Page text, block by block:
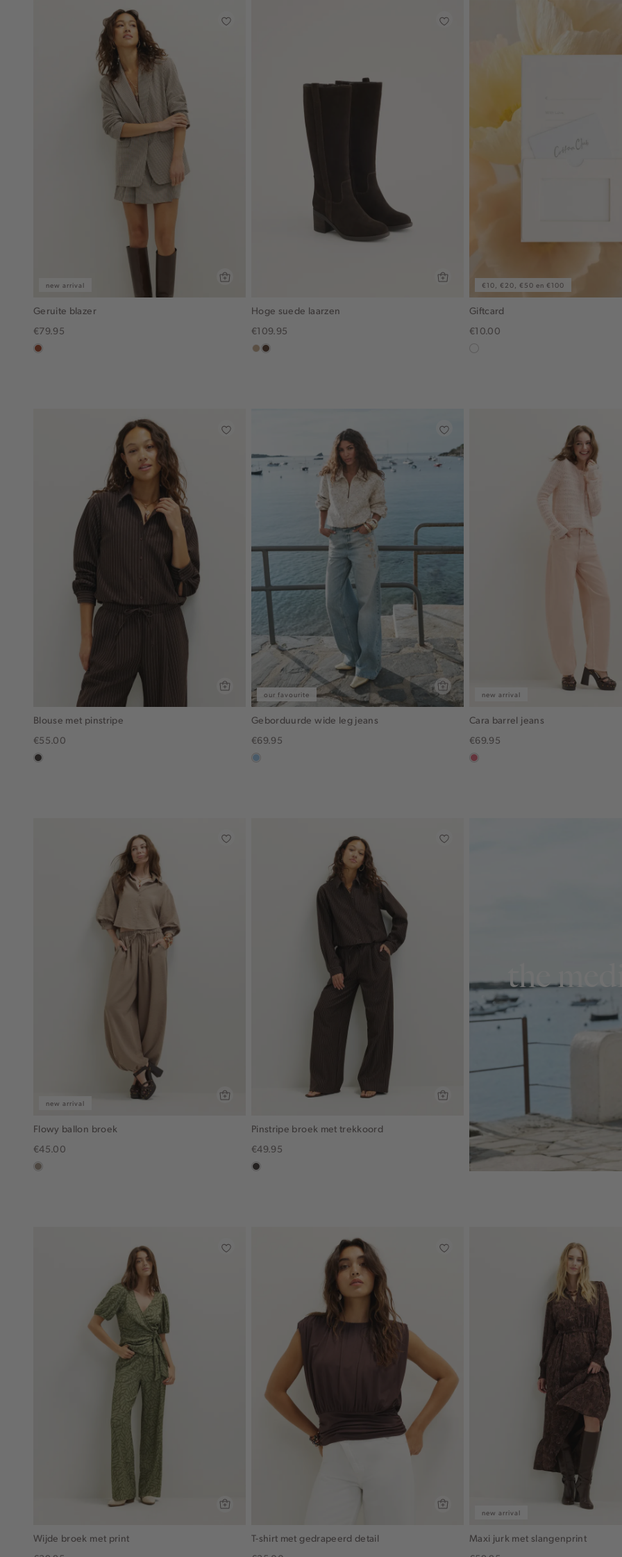
new arrival
Geruite blazer
€79.95
bruin
Hoge suede laarzen
€109.95
zanddonkerbruin
€10, €20, €50 en €100
Giftcard
€10.00
Blouse met pinstripe
€55.00
choco
our favourite
Geborduurde wide leg jeans
€69.95
blauw,
new arrival
Cara barrel jeans
€69.95
rose,
new arrival
Flowy ballon broek
€45.00
taupe,
Pinstripe broek met trekkoord
€49.95
choco
the
Wijde broek met print
T-shirt met gedrapeerd detail
new arrival
Maxi jurk met slangenprint